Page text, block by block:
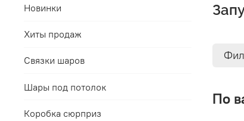
По
Новинки
Хиты продаж
Связки шаров
Шары под потолок
Коробка сюрприз